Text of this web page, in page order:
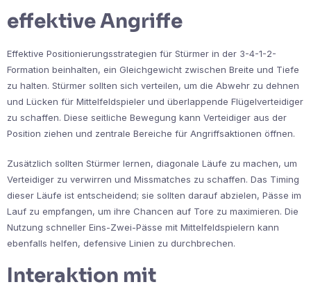
effektive Angriffe
Effektive Positionierungsstrategien für Stürmer in der 3-4-1-2-
Formation beinhalten, ein Gleichgewicht zwischen Breite und Tiefe
zu halten. Stürmer sollten sich verteilen, um die Abwehr zu dehnen
und Lücken für Mittelfeldspieler und überlappende Flügelverteidiger
zu schaffen. Diese seitliche Bewegung kann Verteidiger aus der
Position ziehen und zentrale Bereiche für Angriffsaktionen öffnen.
Zusätzlich sollten Stürmer lernen, diagonale Läufe zu machen, um
Verteidiger zu verwirren und Missmatches zu schaffen. Das Timing
dieser Läufe ist entscheidend; sie sollten darauf abzielen, Pässe im
Lauf zu empfangen, um ihre Chancen auf Tore zu maximieren. Die
Nutzung schneller Eins-Zwei-Pässe mit Mittelfeldspielern kann
ebenfalls helfen, defensive Linien zu durchbrechen.
Interaktion mit